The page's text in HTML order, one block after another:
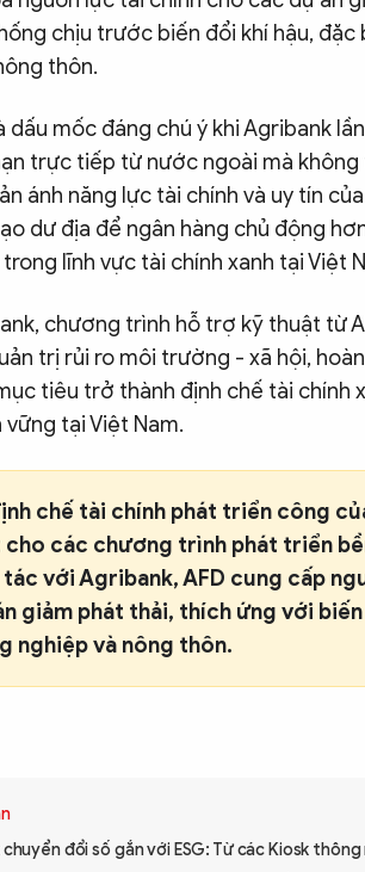
chịu trước biến đổi khí hậu,
thôn.
dấu mốc đáng chú ý khi Agribank
trực tiếp từ nước ngoài mà
ánh năng lực tài chính và uy tín
dư địa để ngân hàng chủ động
lĩnh vực tài chính xanh tại Việt
chương trình hỗ trợ kỹ thuật từ
trị rủi ro môi trường - xã hội,
tiêu trở thành định chế tài chính
tại Việt Nam.
chế tài chính phát triển công
cho các chương trình phát triển
với Agribank, AFD cung cấp
giảm phát thải, thích ứng với
nghiệp và nông thôn.
đổi số gắn với ESG: Từ các Kiosk